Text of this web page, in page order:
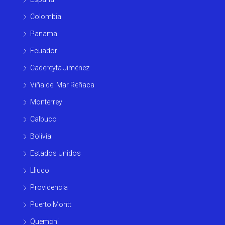
Colombia
Panama
Ecuador
Cadereyta Jiménez
Viña del Mar Reñaca
Monterrey
Calbuco
Bolivia
Estados Unidos
Lliuco
Providencia
Puerto Montt
Quemchi